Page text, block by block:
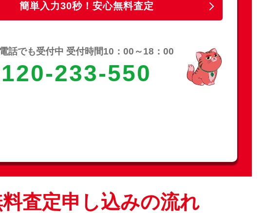
簡単入力30秒！安心無料査定
話でも受付中 受付時間10：00～18：00
233-550
査定申し込みの流れ